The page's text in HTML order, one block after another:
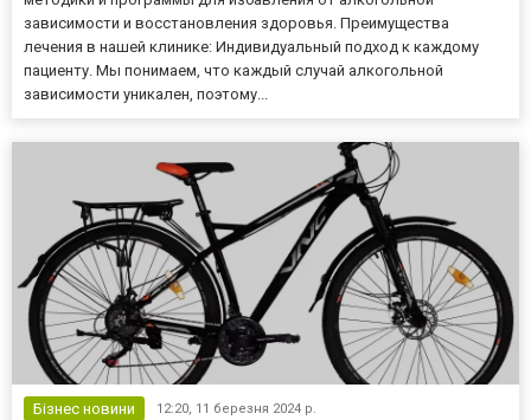
зависимости и восстановления здоровья. Преимущества
лечения в нашей клинике: Индивидуальный подход к каждому
пациенту. Мы понимаем, что каждый случай алкогольной
зависимости уникален, поэтому...
Бізнес новини 12:20, 11 березня 2024 р.